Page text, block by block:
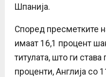
Шпанија.
Според пресметките
имаат 16,1 процент
титулата, што ги
проценти, Англија со